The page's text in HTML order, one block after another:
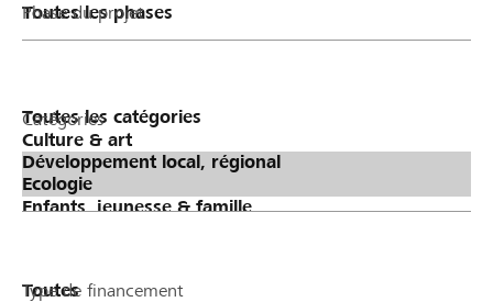
Phase du projet
Catégories
Type de financement